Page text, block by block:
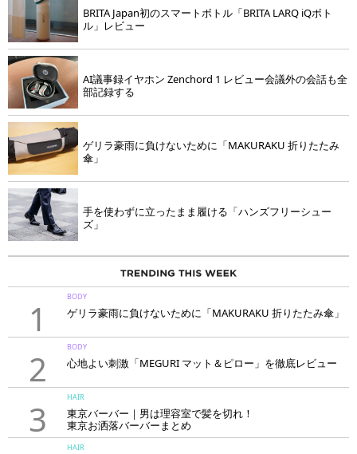
BRITA Japan初のスマートボトル「BRITA LARQ iQボト
ル」レビュー
AI議事録イヤホン Zenchord 1 レビュー会議外の会話も全
部記録する
ゲリラ豪雨に負けないために「MAKURAKU 折りたたみ
傘」
手を使わずに立ったまま履ける「ハンズフリーシュー
ズ」
1
BODY
ゲリラ豪雨に負けないために「MAKURAKU 折りたたみ傘」
2
BODY
心地よい刺激「MEGURI マット＆ピロー」を徹底レビュー
3
HAIR
東京バーバー｜男は理容室で髪を切れ！
東京お洒落バーバーまとめ
HAIR